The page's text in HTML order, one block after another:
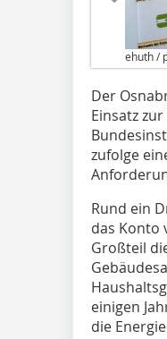
ehuth /
Der
Einsatz
zufolge
Rund ein
das Konto
Großteil
einigen
die